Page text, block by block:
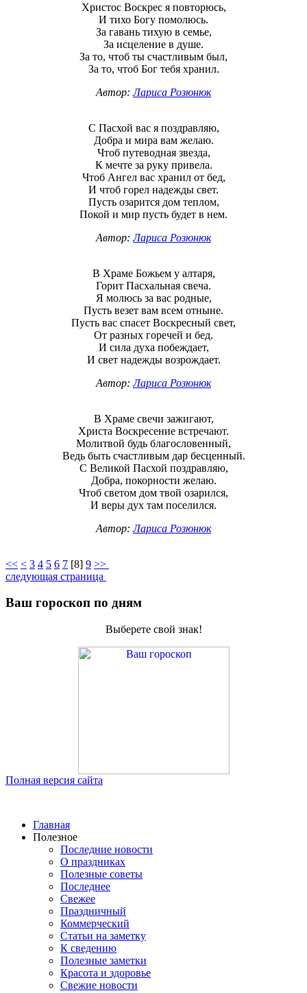
Христос Воскрес я повторюсь,
И тихо Богу помолюсь.
За гавань тихую в семье,
За исцеление в душе.
За то, чтоб ты счастливым был,
За то, чтоб Бог тебя хранил.
Автор:Лариса Розюнюк
С Пасхой вас я поздравляю,
Добра и мира вам желаю.
Чтоб путеводная звезда,
К мечте за руку привела.
Чтоб Ангел вас хранил от бед,
И чтоб горел надежды свет.
Пусть озарится дом теплом,
Покой и мир пусть будет в нем.
Автор:Лариса Розюнюк
В Храме Божьем у алтаря,
Горит Пасхальная свеча.
Я молюсь за вас родные,
Пусть везет вам всем отныне.
Пусть вас спасет Воскресный свет,
От разных горечей и бед.
И сила духа побеждает,
И свет надежды возрождает.
Автор:Лариса Розюнюк
В Храме свечи зажигают,
Христа Воскресение встречают.
Молитвой будь благословенный,
Ведь быть счастливым дар бесценный.
С Великой Пасхой поздравляю,
Добра, покорности желаю.
Чтоб светом дом твой озарился,
И веры дух там поселился.
Автор:Лариса Розюнюк
<< < 3 4 5 6 7 [8] 9 >>
следующая страница
Ваш гороскоп по дням
Выберете свой знак!
Полная версия сайта
Главная
Полезное
Последние новости
О праздниках
Полезные советы
Последнее
Свежее
Праздничный
Коммерческий
Статьи на заметку
К сведению
Полезные заметки
Красота и здоровье
Свежие новости